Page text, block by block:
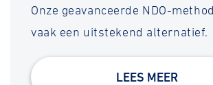
Onze geavanceerde NDO-
vaak een uitstekend alternatief.
LEES MEER